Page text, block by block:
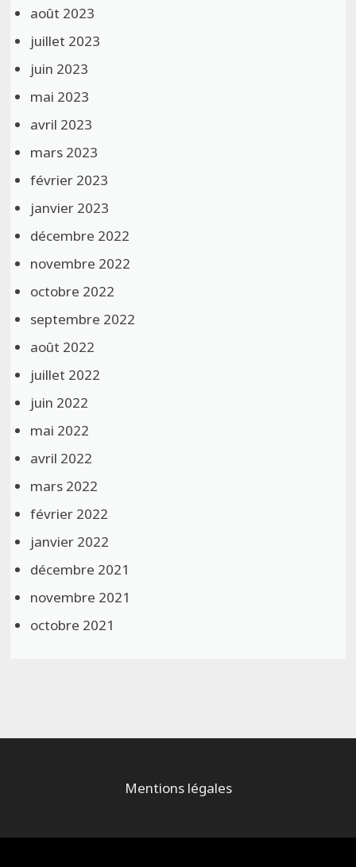
août 2023
juillet 2023
juin 2023
mai 2023
avril 2023
mars 2023
février 2023
janvier 2023
décembre 2022
novembre 2022
octobre 2022
septembre 2022
août 2022
juillet 2022
juin 2022
mai 2022
avril 2022
mars 2022
février 2022
janvier 2022
décembre 2021
novembre 2021
octobre 2021
Mentions légales